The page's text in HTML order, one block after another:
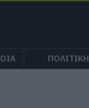
ΠΟΛΙΤΙΚΗ